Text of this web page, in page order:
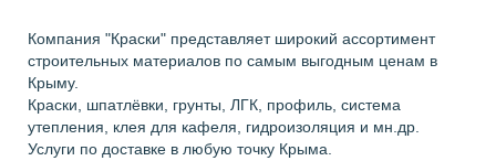
Компания "Краски" представляет широкий ассортимент
строительных материалов по самым выгодным ценам в
Крыму.
Краски, шпатлёвки, грунты, ЛГК, профиль, система
утепления, клея для кафеля, гидроизоляция и мн.др.
Услуги по доставке в любую точку Крыма.